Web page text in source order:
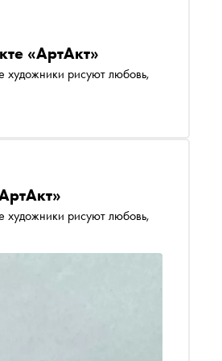
«АртАкт»
художники рисуют любовь,
художники рисуют любовь,